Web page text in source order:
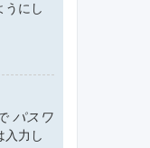
うにし
パスワ
入力し